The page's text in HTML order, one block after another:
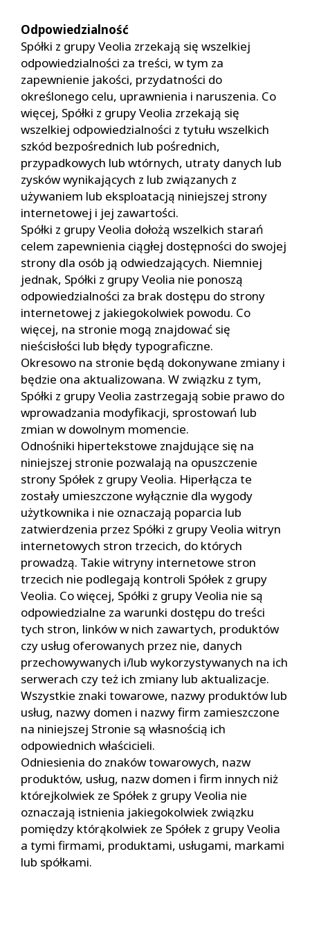
Odpowiedzialność
Spółki z grupy Veolia zrzekają się wszelkiej
odpowiedzialności za treści, w tym za
zapewnienie jakości, przydatności do
określonego celu, uprawnienia i naruszenia. Co
więcej, Spółki z grupy Veolia zrzekają się
wszelkiej odpowiedzialności z tytułu wszelkich
szkód bezpośrednich lub pośrednich,
przypadkowych lub wtórnych, utraty danych lub
zysków wynikających z lub związanych z
używaniem lub eksploatacją niniejszej strony
internetowej i jej zawartości.
Spółki z grupy Veolia dołożą wszelkich starań
celem zapewnienia ciągłej dostępności do swojej
strony dla osób ją odwiedzających. Niemniej
jednak, Spółki z grupy Veolia nie ponoszą
odpowiedzialności za brak dostępu do strony
internetowej z jakiegokolwiek powodu. Co
więcej, na stronie mogą znajdować się
nieścisłości lub błędy typograficzne.
Okresowo na stronie będą dokonywane zmiany i
będzie ona aktualizowana. W związku z tym,
Spółki z grupy Veolia zastrzegają sobie prawo do
wprowadzania modyfikacji, sprostowań lub
zmian w dowolnym momencie.
Odnośniki hipertekstowe znajdujące się na
niniejszej stronie pozwalają na opuszczenie
strony Spółek z grupy Veolia. Hiperłącza te
zostały umieszczone wyłącznie dla wygody
użytkownika i nie oznaczają poparcia lub
zatwierdzenia przez Spółki z grupy Veolia witryn
internetowych stron trzecich, do których
prowadzą. Takie witryny internetowe stron
trzecich nie podlegają kontroli Spółek z grupy
Veolia. Co więcej, Spółki z grupy Veolia nie są
odpowiedzialne za warunki dostępu do treści
tych stron, linków w nich zawartych, produktów
czy usług oferowanych przez nie, danych
przechowywanych i/lub wykorzystywanych na ich
serwerach czy też ich zmiany lub aktualizacje.
Wszystkie znaki towarowe, nazwy produktów lub
usług, nazwy domen i nazwy firm zamieszczone
na niniejszej Stronie są własnością ich
odpowiednich właścicieli.
Odniesienia do znaków towarowych, nazw
produktów, usług, nazw domen i firm innych niż
którejkolwiek ze Spółek z grupy Veolia nie
oznaczają istnienia jakiegokolwiek związku
pomiędzy którąkolwiek ze Spółek z grupy Veolia
a tymi firmami, produktami, usługami, markami
lub spółkami.